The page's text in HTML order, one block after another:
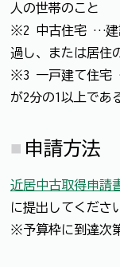
人の世帯のこと
※2 中古住宅 …建
過し、または居住
※3 一戸建て住宅
が2分の1以上であ
申請方法
近居中古取得申請
に提出してくださ
※予算枠に到達次